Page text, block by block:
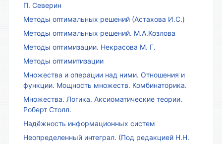
П. Северин
Методы оптимальных решений (Астахова И.С.)
Методы оптимальных решений. М.А.Козлова
Методы оптимизации. Некрасова М. Г.
Методы оптимитизации
Множества и операции над ними. Отношения и
функции. Мощность множеств. Комбинаторика.
Множества. Логика. Аксиоматические теории.
Роберт Столл.
Надёжность информационных систем
Неопределенный интеграл. (Под редакцией Н.Н.